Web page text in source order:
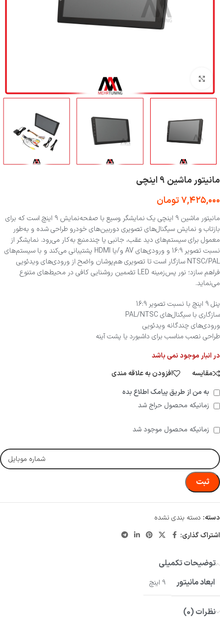
مانیتور ماشین 9 اینچی
۷,۴۲۵,۰۰۰تومان
مانیتور ماشین 9 اینچی یک نمایشگر وسیع با صفحه‌نمایش 9 اینچ است که برای
بازتاب و نمایش سیگنال‌های تصویری دوربین‌های خودرو طراحی شده و به‌طور
معمول برای سیستم‌های دید عقب، جانبی یا چندمنبع به‌کار می‌رود. نمایشگر از
نسبت تصویر 16:9 و ورودی‌های AV و/یا HDMI پشتیبانی می‌کند و با سیستم‌های
NTSC/PAL سازگار است تا تصویری هم‌پوشان واضح از ورودی‌های ویدئویی
فراهم سازد؛ نور پس‌زمینه LED تضمین روشنایی کافی در محیط‌های متنوع
می‌نماید.
پنل 9 اینچ با نسبت تصویر 16:9
سازگاری با سیگنال‌های PAL/NTSC
ورودی‌های چندگانه ویدئویی
طراحی نصب مناسب برای داشبورد یا پشت آینه
در انبار موجود نمی باشد
مقایسه
افزودن به علاقه مندی
به من از طریق پیامک اطلاع بده
زمانیکه محصول حراج شد
زمانیکه محصول موجود شد
ثبت
دسته: دسته بندی نشده
اشتراک گذاری:
توضیحات تکمیلی
ابعاد مانیتور
9 اینچ
نظرات (0)